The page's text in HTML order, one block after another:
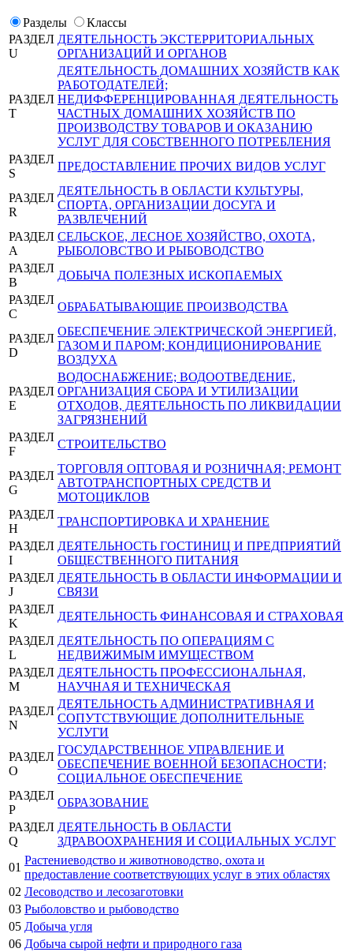
Разделы
Классы
РАЗДЕЛ
U
ДЕЯТЕЛЬНОСТЬ ЭКСТЕРРИТОРИАЛЬНЫХ
ОРГАНИЗАЦИЙ И ОРГАНОВ
РАЗДЕЛ
T
ДЕЯТЕЛЬНОСТЬ ДОМАШНИХ ХОЗЯЙСТВ КАК
РАБОТОДАТЕЛЕЙ;
НЕДИФФЕРЕНЦИРОВАННАЯ ДЕЯТЕЛЬНОСТЬ
ЧАСТНЫХ ДОМАШНИХ ХОЗЯЙСТВ ПО
ПРОИЗВОДСТВУ ТОВАРОВ И ОКАЗАНИЮ
УСЛУГ ДЛЯ СОБСТВЕННОГО ПОТРЕБЛЕНИЯ
РАЗДЕЛ
S
ПРЕДОСТАВЛЕНИЕ ПРОЧИХ ВИДОВ УСЛУГ
РАЗДЕЛ
R
ДЕЯТЕЛЬНОСТЬ В ОБЛАСТИ КУЛЬТУРЫ,
СПОРТА, ОРГАНИЗАЦИИ ДОСУГА И
РАЗВЛЕЧЕНИЙ
РАЗДЕЛ
A
СЕЛЬСКОЕ, ЛЕСНОЕ ХОЗЯЙСТВО, ОХОТА,
РЫБОЛОВСТВО И РЫБОВОДСТВО
РАЗДЕЛ
B
ДОБЫЧА ПОЛЕЗНЫХ ИСКОПАЕМЫХ
РАЗДЕЛ
C
ОБРАБАТЫВАЮЩИЕ ПРОИЗВОДСТВА
РАЗДЕЛ
D
ОБЕСПЕЧЕНИЕ ЭЛЕКТРИЧЕСКОЙ ЭНЕРГИЕЙ,
ГАЗОМ И ПАРОМ; КОНДИЦИОНИРОВАНИЕ
ВОЗДУХА
РАЗДЕЛ
E
ВОДОСНАБЖЕНИЕ; ВОДООТВЕДЕНИЕ,
ОРГАНИЗАЦИЯ СБОРА И УТИЛИЗАЦИИ
ОТХОДОВ, ДЕЯТЕЛЬНОСТЬ ПО ЛИКВИДАЦИИ
ЗАГРЯЗНЕНИЙ
РАЗДЕЛ
F
СТРОИТЕЛЬСТВО
РАЗДЕЛ
G
ТОРГОВЛЯ ОПТОВАЯ И РОЗНИЧНАЯ; РЕМОНТ
АВТОТРАНСПОРТНЫХ СРЕДСТВ И
МОТОЦИКЛОВ
РАЗДЕЛ
H
ТРАНСПОРТИРОВКА И ХРАНЕНИЕ
РАЗДЕЛ
I
ДЕЯТЕЛЬНОСТЬ ГОСТИНИЦ И ПРЕДПРИЯТИЙ
ОБЩЕСТВЕННОГО ПИТАНИЯ
РАЗДЕЛ
J
ДЕЯТЕЛЬНОСТЬ В ОБЛАСТИ ИНФОРМАЦИИ И
СВЯЗИ
РАЗДЕЛ
K
ДЕЯТЕЛЬНОСТЬ ФИНАНСОВАЯ И СТРАХОВАЯ
РАЗДЕЛ
L
ДЕЯТЕЛЬНОСТЬ ПО ОПЕРАЦИЯМ С
НЕДВИЖИМЫМ ИМУЩЕСТВОМ
РАЗДЕЛ
M
ДЕЯТЕЛЬНОСТЬ ПРОФЕССИОНАЛЬНАЯ,
НАУЧНАЯ И ТЕХНИЧЕСКАЯ
РАЗДЕЛ
N
ДЕЯТЕЛЬНОСТЬ АДМИНИСТРАТИВНАЯ И
СОПУТСТВУЮЩИЕ ДОПОЛНИТЕЛЬНЫЕ
УСЛУГИ
РАЗДЕЛ
O
ГОСУДАРСТВЕННОЕ УПРАВЛЕНИЕ И
ОБЕСПЕЧЕНИЕ ВОЕННОЙ БЕЗОПАСНОСТИ;
СОЦИАЛЬНОЕ ОБЕСПЕЧЕНИЕ
РАЗДЕЛ
P
ОБРАЗОВАНИЕ
РАЗДЕЛ
Q
ДЕЯТЕЛЬНОСТЬ В ОБЛАСТИ
ЗДРАВООХРАНЕНИЯ И СОЦИАЛЬНЫХ УСЛУГ
01
Растениеводство и животноводство, охота и
предоставление соответствующих услуг в этих областях
02 Лесоводство и лесозаготовки
03 Рыболовство и рыбоводство
05 Добыча угля
06 Добыча сырой нефти и природного газа